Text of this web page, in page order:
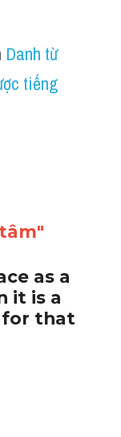
Danh từ
tiếng
as a
it is a
that